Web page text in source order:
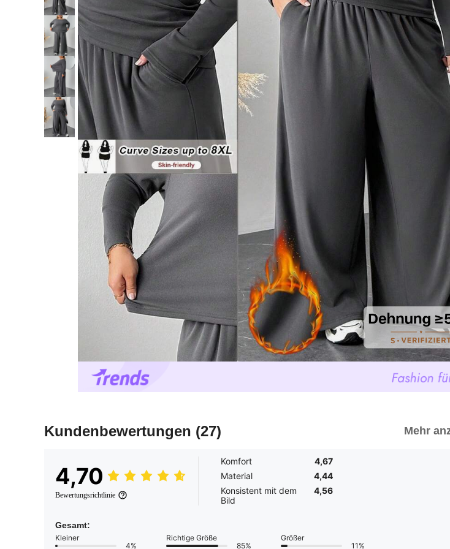
Kundenbewertungen (27) Mehr
4,70
Bewertungsrichtlinie
Komfort
4,67
Material
4,44
Konsistent mit dem
Bild
4,56
Gesamt:
Kleiner
4%
Richtige Größe
85%
Größer
11%